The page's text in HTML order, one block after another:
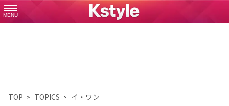
MENU
TOP TOPICS イ・ワン